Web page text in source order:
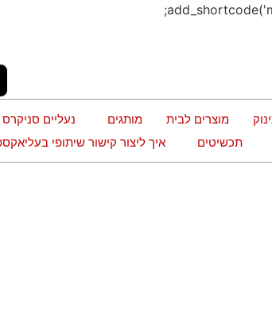
מוצרים לבית מותגים נעליים סניקרס
תכשיטים איך ליצור קישור שיתופי